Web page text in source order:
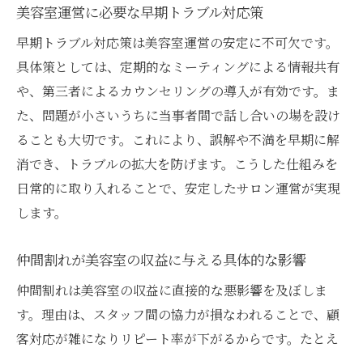
美容室運営に必要な早期トラブル対応策
早期トラブル対応策は美容室運営の安定に不可欠です。
具体策としては、定期的なミーティングによる情報共有
や、第三者によるカウンセリングの導入が有効です。ま
た、問題が小さいうちに当事者間で話し合いの場を設け
ることも大切です。これにより、誤解や不満を早期に解
消でき、トラブルの拡大を防げます。こうした仕組みを
日常的に取り入れることで、安定したサロン運営が実現
します。
仲間割れが美容室の収益に与える具体的な影響
仲間割れは美容室の収益に直接的な悪影響を及ぼしま
す。理由は、スタッフ間の協力が損なわれることで、顧
客対応が雑になりリピート率が下がるからです。たとえ